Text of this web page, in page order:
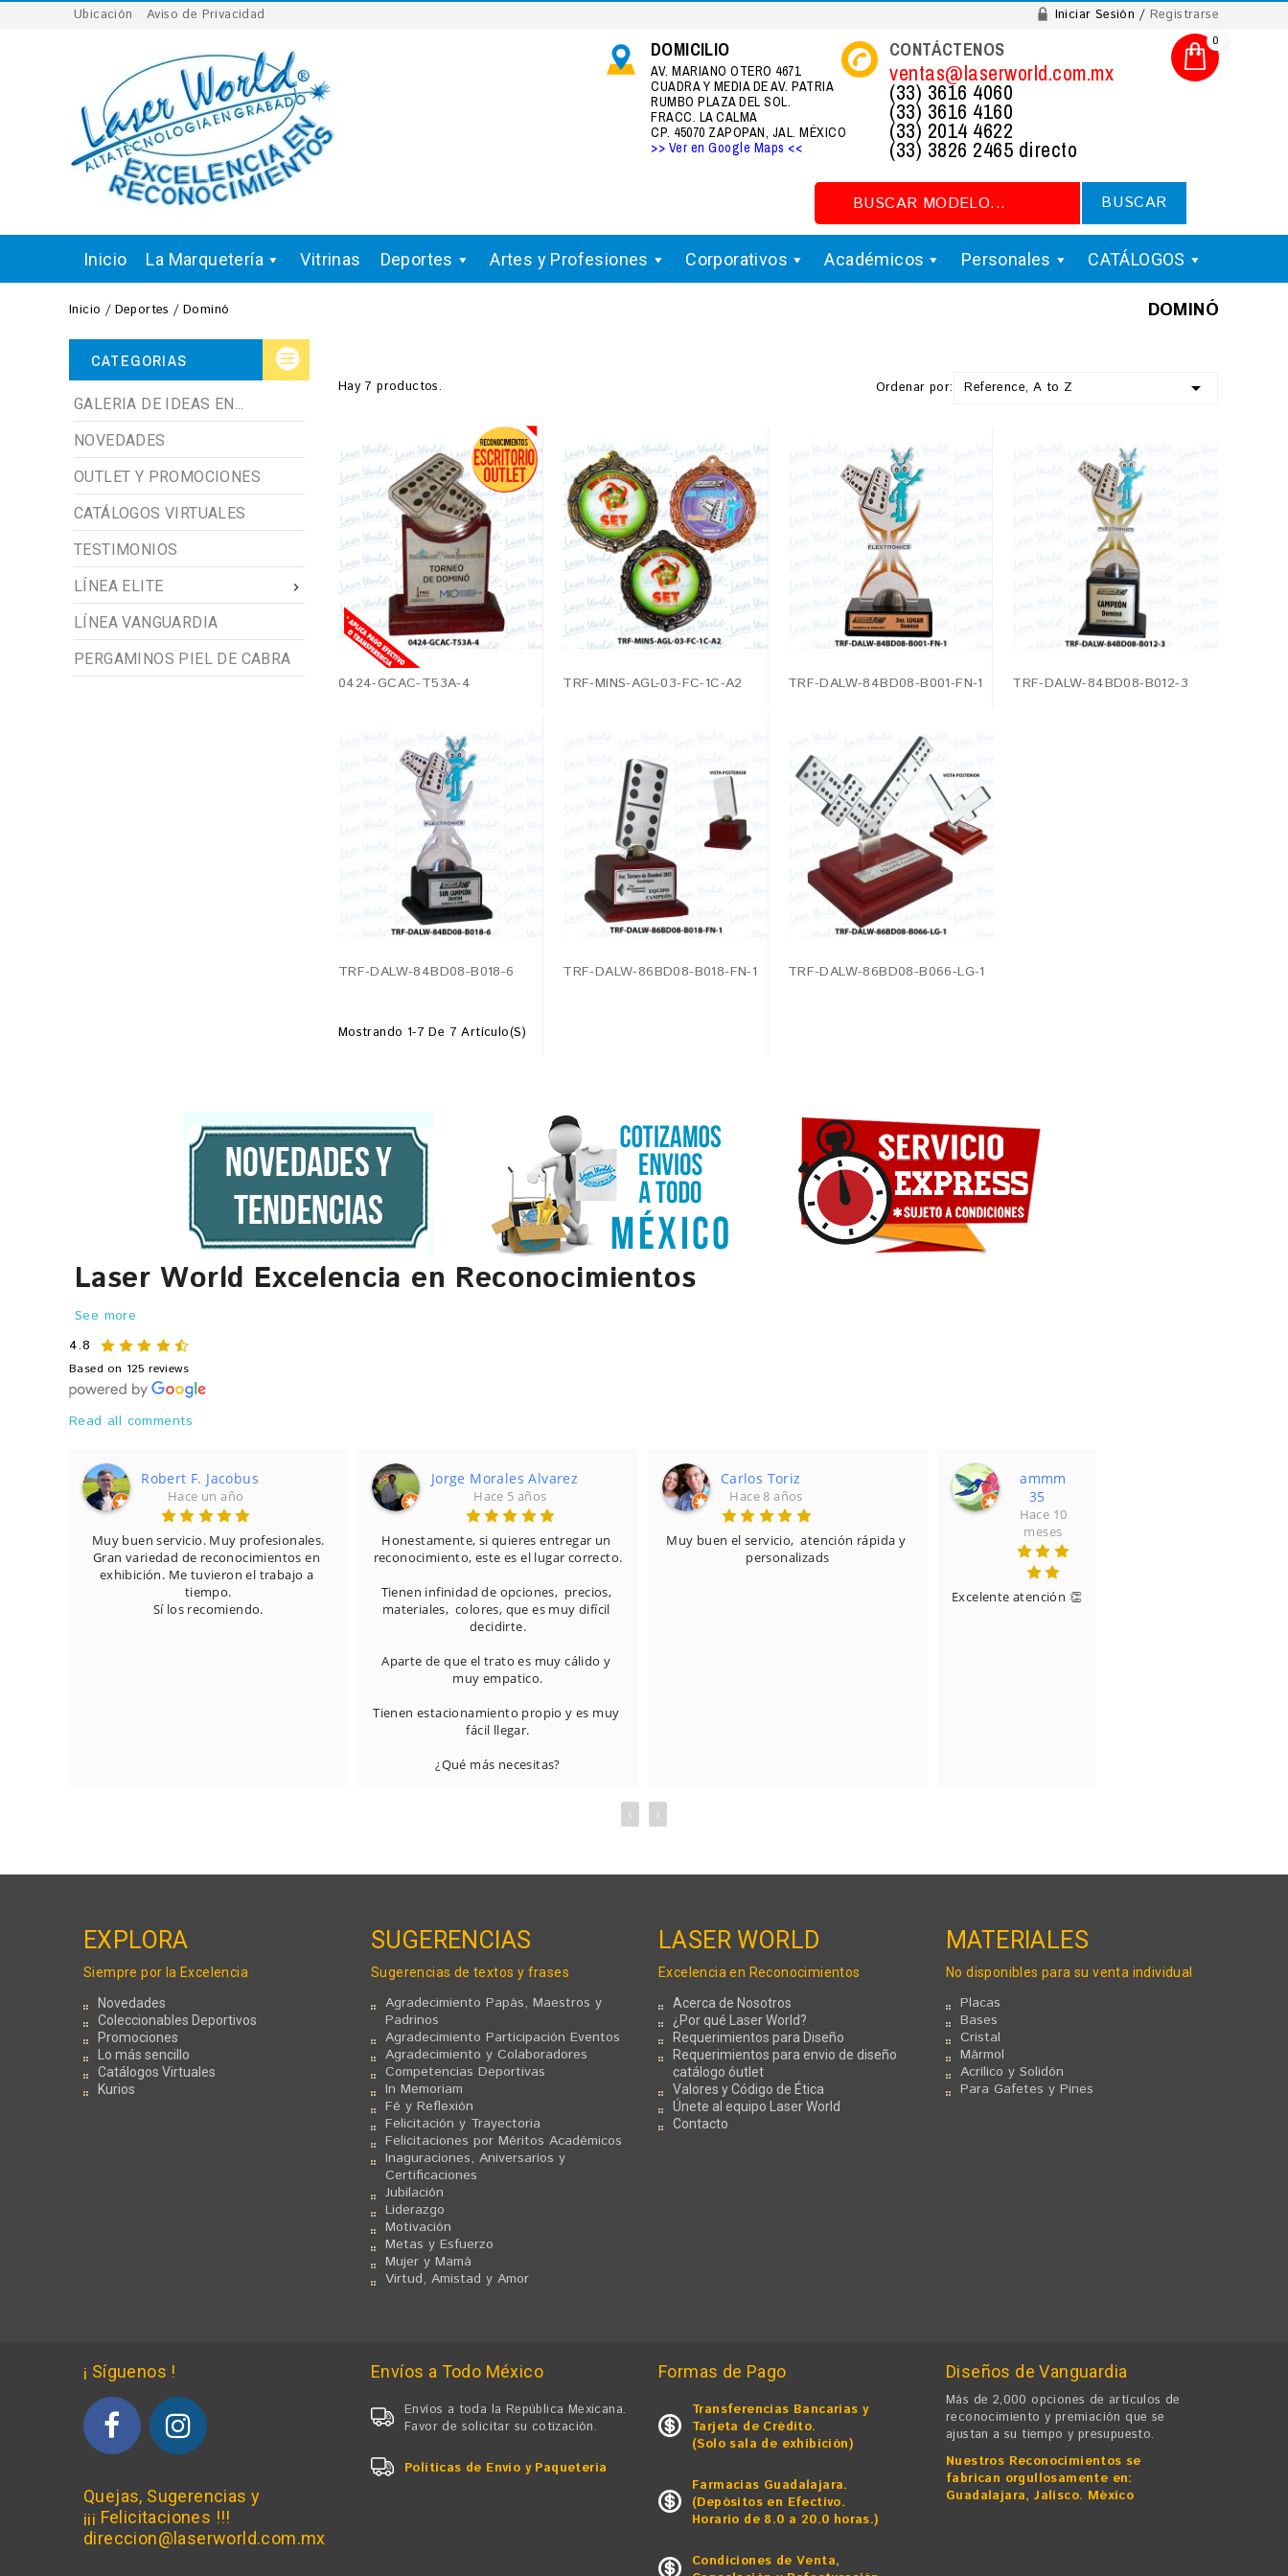
Ubicación Aviso de Privacidad Iniciar Sesión Registrarse
0
DOMICILIO
AV. MARIANO OTERO 4671
CUADRA Y MEDIA DE AV. PATRIA
RUMBO PLAZA DEL SOL.
FRACC. LA CALMA
CP. 45070 ZAPOPAN, JAL. MÉXICO
>> Ver en Google Maps <<
CONTÁCTENOS
ventas@laserworld.com.mx
(33) 3616 4060
(33) 3616 4160
(33) 2014 4622
(33) 3826 2465 directo
BUSCAR
Inicio La Marquetería Vitrinas Deportes Artes y Profesiones Corporativos Académicos Personales CATÁLOGOS
DOMINÓ
Inicio Deportes Dominó
CATEGORIAS
GALERIA DE IDEAS EN...
NOVEDADES
OUTLET Y PROMOCIONES
CATÁLOGOS VIRTUALES
TESTIMONIOS

LÍNEA ELITE
LÍNEA VANGUARDIA
PERGAMINOS PIEL DE CABRA
Hay 7 productos. Ordenar por: Reference, A to Z 
0424-GCAC-T53A-4 TRF-MINS-AGL-03-FC-1C-A2 TRF-DALW-84BD08-B001-FN-1 TRF-DALW-84BD08-B012-3
TRF-DALW-84BD08-B018-6 TRF-DALW-86BD08-B018-FN-1 TRF-DALW-86BD08-B066-LG-1
Mostrando 1-7 De 7 Artículo(s)
Laser World Excelencia en Reconocimientos
See more
4.8
Based on 125 reviews
Read all comments
Robert F. Jacobus
Hace un año
Muy buen servicio. Muy profesionales.
Gran variedad de reconocimientos en
exhibición. Me tuvieron el trabajo a
tiempo.
Sí los recomiendo.
Jorge Morales Alvarez
Hace 5 años
Honestamente, si quieres entregar un
reconocimiento, este es el lugar correcto.
Tienen infinidad de opciones,  precios,
materiales,  colores, que es muy difícil
decidirte.
Aparte de que el trato es muy cálido y
muy empatico.
Tienen estacionamiento propio y es muy
fácil llegar.
¿Qué más necesitas?
Carlos Toriz
Hace 8 años
Muy buen el servicio,  atención rápida y
personalizads
ammm
35
Hace 10
meses
Excelente atención 👏
‹ ›
EXPLORA
Siempre por la Excelencia
Novedades
Coleccionables Deportivos
Promociones
Lo más sencillo
Catálogos Virtuales
Kurios
SUGERENCIAS
Sugerencias de textos y frases
Agradecimiento Papás, Maestros y
Padrinos
Agradecimiento Participación Eventos
Agradecimiento y Colaboradores
Competencias Deportivas
In Memoriam
Fé y Reflexión
Felicitación y Trayectoria
Felicitaciones por Méritos Académicos
Inaguraciones, Aniversarios y
Certificaciones
Jubilación
Liderazgo
Motivación
Metas y Esfuerzo
Mujer y Mamá
Virtud, Amistad y Amor
LASER WORLD
Excelencia en Reconocimientos
Acerca de Nosotros
¿Por qué Laser World?
Requerimientos para Diseño
Requerimientos para envio de diseño
catálogo óutlet
Valores y Código de Ética
Únete al equipo Laser World
Contacto
MATERIALES
No disponibles para su venta individual
Placas
Bases
Cristal
Mármol
Acrílico y Solidón
Para Gafetes y Pines
¡ Síguenos !
Quejas, Sugerencias y
¡¡¡ Felicitaciones !!!
direccion@laserworld.com.mx
Envíos a Todo México
Envíos a toda la República Mexicana.
Favor de solicitar su cotización.
Políticas de Envío y Paquetería
Formas de Pago
Transferencias Bancarias y
Tarjeta de Crédito.
(Solo sala de exhibición)
Farmacias Guadalajara.
(Depósitos en Efectivo.
Horario de 8.0 a 20.0 horas.)
Condiciones de Venta,
Diseños de Vanguardia
Más de 2,000 opciones de artículos de
reconocimiento y premiación que se
ajustan a su tiempo y presupuesto.
Nuestros Reconocimientos se
fabrican orgullosamente en:
Guadalajara, Jalisco. México